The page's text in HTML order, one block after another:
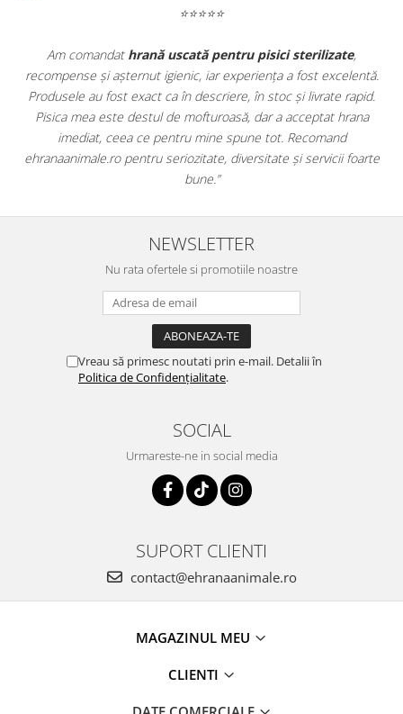
⭐⭐⭐⭐⭐
Apreciez foarte mult faptul că peehranaanimale.rogăsesc nu
doar hrană, ci și produse dinfarmacia veterinară:
antiparazitare, suplimente și soluții de îngrijire. Este foarte
comod să pot comanda tot ce am nevoie pentru animalul meu
dintr-un singur loc. Livrarea a fost rapidă, iar produsele au fost
originale și în termen. Magazin serios, bine organizat și foarte util
pentru orice stăpân de animale.
NEWSLETTER
Nu rata ofertele si promotiile noastre
Vreau să primesc noutati prin e-mail. Detalii în
Politica de Confidențialitate.
SOCIAL
Urmareste-ne in social media
SUPORT CLIENTI
contact@ehranaanimale.ro
MAGAZINUL MEU
CLIENTI